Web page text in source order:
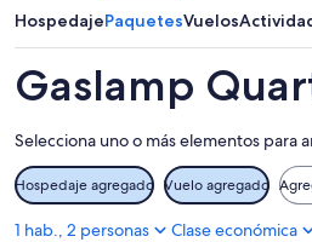
ago
noche,
9
ago
-
ago
próximo
fin
de
semana,
ago
-
16
ago
HospedajePaquetesVuelos
Gaslamp
Selecciona uno o más elementos para
Hospedaje agregado Vuelo agregado
1 hab., 2 personas Clase económica